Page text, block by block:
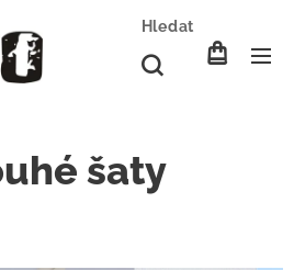
Hledat
šaty